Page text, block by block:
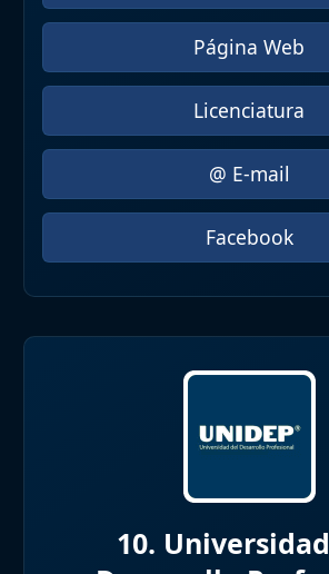
Página Web
Licenciatura
@ E-mail
Facebook
10.